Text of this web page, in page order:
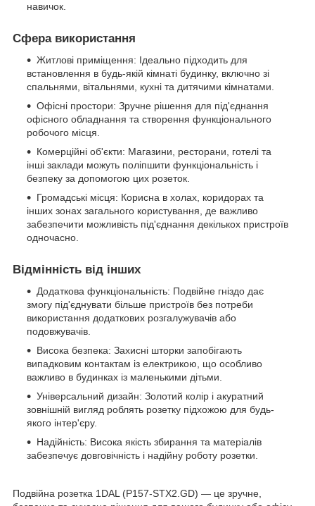
навичок.
Сфера використання
Житлові приміщення: Ідеально підходить для
встановлення в будь-якій кімнаті будинку, включно зі
спальнями, вітальнями, кухні та дитячими кімнатами.
Офісні простори: Зручне рішення для під'єднання
офісного обладнання та створення функціонального
робочого місця.
Комерційні об'єкти: Магазини, ресторани, готелі та
інші заклади можуть поліпшити функціональність і
безпеку за допомогою цих розеток.
Громадські місця: Корисна в холах, коридорах та
інших зонах загального користування, де важливо
забезпечити можливість під'єднання декількох пристроїв
одночасно.
Відмінність від інших
Додаткова функціональність: Подвійне гніздо дає
змогу під'єднувати більше пристроїв без потреби
використання додаткових розгалужувачів або
подовжувачів.
Висока безпека: Захисні шторки запобігають
випадковим контактам із електрикою, що особливо
важливо в будинках із маленькими дітьми.
Універсальний дизайн: Золотий колір і акуратний
зовнішній вигляд роблять розетку підхожою для будь-
якого інтер'єру.
Надійність: Висока якість збирання та матеріалів
забезпечує довговічність і надійну роботу розетки.
Подвійна розетка 1DAL (P157-STX2.GD) — це зручне,